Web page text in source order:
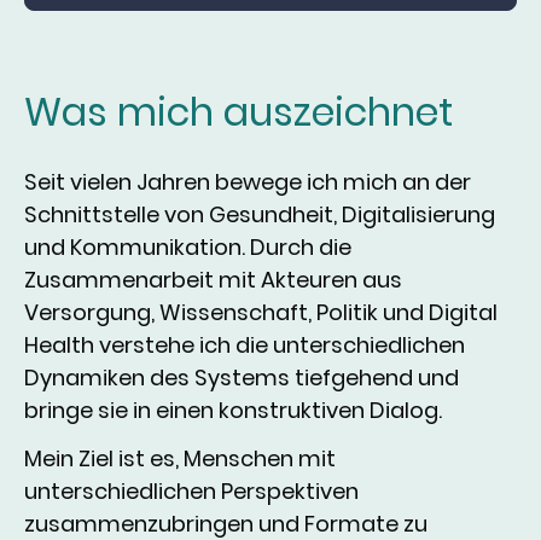
Was mich auszeichnet
Seit vielen Jahren bewege ich mich an der
Schnittstelle von Gesundheit, Digitalisierung
und Kommunikation. Durch die
Zusammenarbeit mit Akteuren aus
Versorgung, Wissenschaft, Politik und Digital
Health verstehe ich die unterschiedlichen
Dynamiken des Systems tiefgehend und
bringe sie in einen konstruktiven Dialog.
Mein Ziel ist es, Menschen mit
unterschiedlichen Perspektiven
zusammenzubringen und Formate zu